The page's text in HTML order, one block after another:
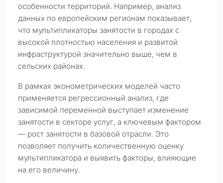
особенности территорий. Например, анализ
данных по европейским регионам показывает,
что мультипликаторы занятости в городах с
высокой плотностью населения и развитой
инфраструктурой значительно выше, чем в
сельских районах.
В рамках эконометрических моделей часто
применяется регрессионный анализ, где
зависимой переменной выступает изменение
занятости в секторе услуг, а ключевым фактором
— рост занятости в базовой отрасли. Это
позволяет получить количественную оценку
мультипликатора и выявить факторы, влияющие
на его величину.